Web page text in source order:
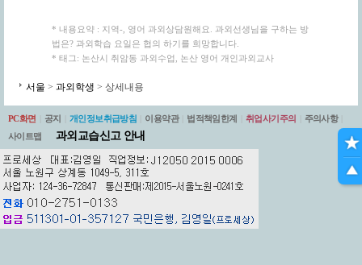
* 내용요약 : 지역-, 영어 과외상담원해요. 과외선생님을 구하는 방
법은? 과외학습 요일은 협의 하기를 희망합니다.
* 태그: 논산시 취암동 과외수업, 논산 영어 개인과외교사
서울 > 과외학생 > 상세내용
PC화면 공지 개인정보취급방침 이용약관 법적책임한계 취업사기주의 주의사항
사이트맵
과외교습신고 안내